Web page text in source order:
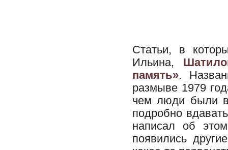
Статьи, в
Ильина,
память».
размыве 1979
чем люди были
подробно
написал об
появились